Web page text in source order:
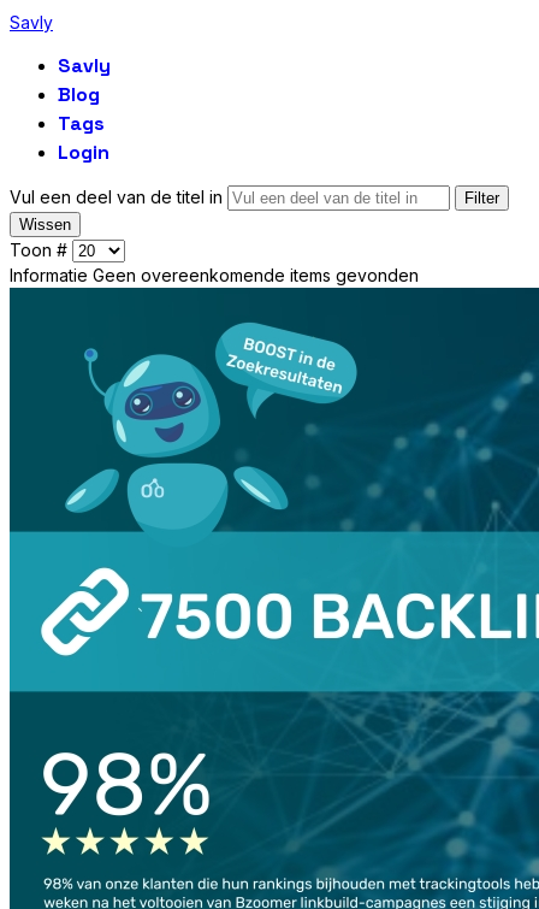
Savly
Savly
Blog
Tags
Login
Vul een deel van de titel in
Filter
Wissen
Toon #
Informatie Geen overeenkomende items gevonden